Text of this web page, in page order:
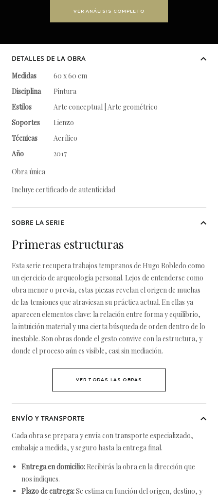
VER ANÁLISIS COMPLETO
DETALLES DE LA OBRA
Medidas
60 x 60 cm
Disciplina
Pintura
Estilos
Arte conceptual | Arte geométrico
Soportes
Lienzo
Técnicas
Acrílico
Año
2017
Obra única
Incluye certificado de autenticidad
SOBRE LA SERIE
Primeras estructuras
Esta serie recupera trabajos tempranos de Hugo Robledo como
un ejercicio de arqueología personal. Lejos de entenderse como
obra menor o previa, estas piezas revelan el origen de muchas
de las tensiones que atraviesan su práctica actual. En ellas ya
aparecen elementos clave: la relación entre forma y equilibrio,
la intuición material y una cierta búsqueda de orden dentro de lo
inestable. Son obras donde el gesto convive con la estructura, y
donde el proceso aún es visible, casi sin mediación.
VER TODAS LAS OBRAS
ENVÍO Y TRANSPORTE
Cada obra se prepara y envía con transporte especializado,
embalaje a medida, y seguro hasta la entrega final.
Entrega en domicilio: Recibirás la obra en la dirección que
nos indiques.
Plazo de entrega:Se estima en función del origen, destino, y